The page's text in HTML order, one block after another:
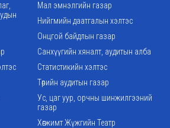
Мал эмнэлгийн газар
Нийгмийн даатгалын хэлтэс
Онцгой байдлын газар
Санхүүгийн хяналт, аудитын алба
Статистикийн хэлтэс
Төрийн аудитын газар
Ус, цаг уур, орчны шинжилгээний
газар
Хөгжимт Жүжгийн Театр